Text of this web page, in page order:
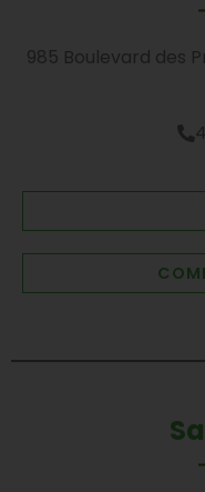
985 Boulevard des